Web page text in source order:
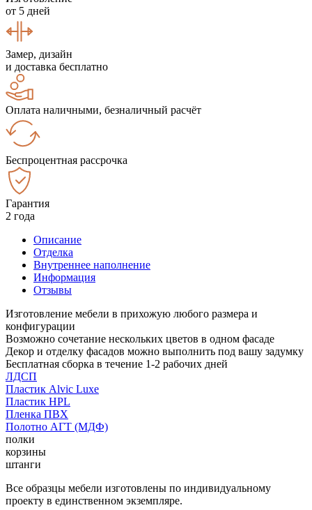
от 5 дней
Замер, дизайн
и доставка бесплатно
Оплата наличными, безналичный расчёт
Беспроцентная рассрочка
Гарантия
2 года
Описание
Отделка
Внутреннее наполнение
Информация
Отзывы
Изготовление мебели в прихожую любого размера и
конфигурации
Возможно сочетание нескольких цветов в одном фасаде
Декор и отделку фасадов можно выполнить под вашу задумку
Бесплатная сборка в течение 1-2 рабочих дней
ЛДСП
Пластик Alvic Luxe
Пластик HPL
Пленка ПВХ
Полотно АГТ (МДФ)
полки
корзины
штанги
Все образцы мебели изготовлены по индивидуальному
проекту в единственном экземпляре.